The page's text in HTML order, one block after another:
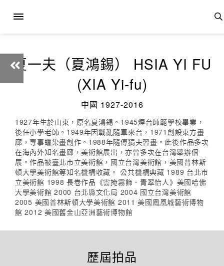
夏一夫（夏鴻錫） HSIA YI FU
(XIA Yi-fu)
中國 1927-2016
1927年生於山東，原名夏鴻錫。1945煙台師範學校畢業，
後任小學老師。1949年因戰亂隨軍來台，1971創設東方畫
廊，專事蠟染畫創作。1988年隨傅狷夫習畫。此後作品多次
在海內外知名畫廊，美術館展出，亦曾多次在台灣舉辦個
展。作品被臺北市立美術館，國立台灣美術館，美國普林斯
頓大學美術館等知名機構收藏。 公共機構典藏 1989 台北市
立美術館 1998 長卷作品《雲掩霧飾．青翠怡人》美國哈佛
大學美術館 2000 台北縣文化局 2004 國立台灣美術館
2005 美國普林斯頓大學美術館 2011 美國鳳凰城藝術博物
館 2012 美國舊金山亞洲藝術博物館
歷屆拍品